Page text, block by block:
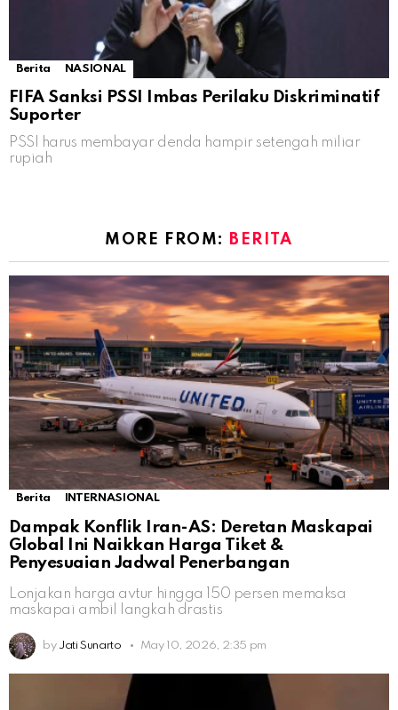
Berita NASIONAL
FIFA Sanksi PSSI Imbas Perilaku Diskriminatif
Suporter
PSSI harus membayar denda hampir setengah miliar
rupiah
MORE FROM: BERITA
Berita INTERNASIONAL
Dampak Konflik Iran-AS: Deretan Maskapai
Global Ini Naikkan Harga Tiket &
Penyesuaian Jadwal Penerbangan
Lonjakan harga avtur hingga 150 persen memaksa
maskapai ambil langkah drastis
by Jati Sunarto May 10, 2026, 2:35 pm